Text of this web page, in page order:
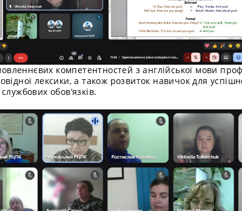
компетентностей з англійської мови
лексики, а також розвиток навичок для
обов’язків.